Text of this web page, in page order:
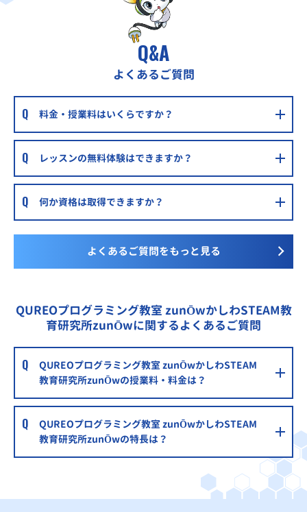
Q&A
よくあるご質問
料金・授業料はいくらですか？
レッスンの無料体験はできますか？
何か資格は取得できますか？
よくあるご質問をもっと見る
QUREOプログラミング教室 zunŌwかしわSTEAM教
育研究所zunŌwに関するよくあるご質問
QUREOプログラミング教室 zunŌwかしわSTEAM
教育研究所zunŌwの授業料・料金は？
QUREOプログラミング教室 zunŌwかしわSTEAM
教育研究所zunŌwの特長は？